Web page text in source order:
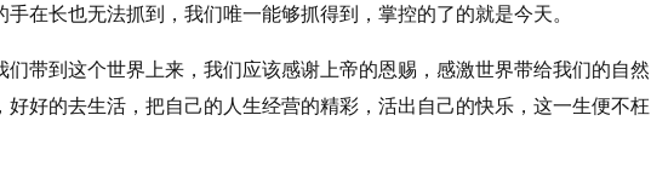
在长也无法抓到，我们唯一能够抓得到，掌控的了的就是今天。
们带到这个世界上来，我们应该感谢上帝的恩赐，感激世界带给我们的自然
好的去生活，把自己的人生经营的精彩，活出自己的快乐，这一生便不枉